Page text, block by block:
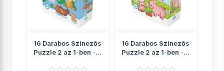
16 Darabos Színezős
Puzzle 2 az 1-ben -
16 Darabos Színezős
Puzzle 2 az 1-ben -